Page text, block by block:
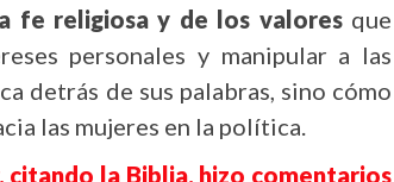
fe religiosa y de los valoresque
personales y manipular a las
detrás de sus palabras, sino cómo
las mujeres en la política.
citando la Biblia, hizo comentarios